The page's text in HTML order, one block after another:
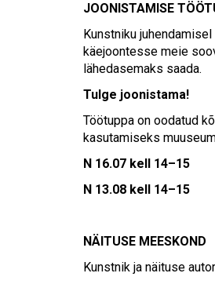
JOONISTAMISE
Kunstniku
käejoontesse meie
lähedasemaks saada.
Tulge joonistama!
Töötuppa on oodatud
kasutamiseks
N 16.07 kell 14–15
N 13.08 kell 14–15
NÄITUSE MEESKOND
Kunstnik ja näituse autor